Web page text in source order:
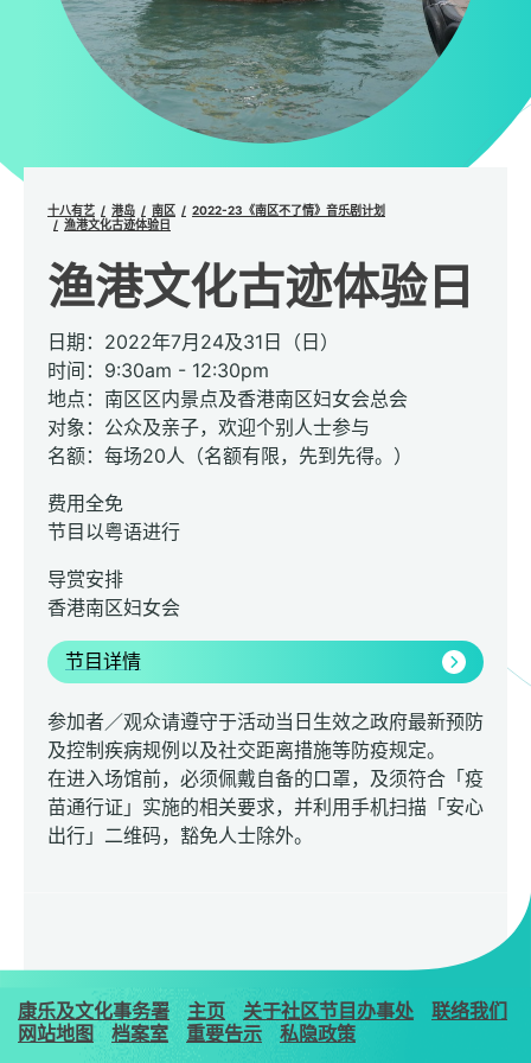
十八有艺 港岛 南区
2022-23《南区不了情》音乐剧计划
渔港文化古迹体验日
渔港文化古迹体验日
日期：2022年7月24及31日（日）
时间：9:30am - 12:30pm
地点：南区区内景点及香港南区妇女会总会
对象：公众及亲子，欢迎个别人士参与
名额：每场20人（名额有限，先到先得。）
费用全免
节目以粤语进行
导赏安排
香港南区妇女会
节目详情
参加者／观众请遵守于活动当日生效之政府最新预防
及控制疾病规例以及社交距离措施等防疫规定。
在进入场馆前，必须佩戴自备的口罩，及须符合「疫
苗通行证」实施的相关要求，并利用手机扫描「安心
出行」二维码，豁免人士除外。
康乐及文化事务署 主页 关于社区节目办事处
联络我们
网站地图
档案室 重要告示 私隐政策